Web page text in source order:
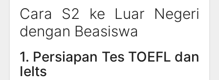
Cara S2 ke Luar Negeri
dengan Beasiswa
1. Persiapan Tes TOEFL dan
Ielts